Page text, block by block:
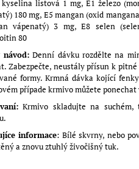
kyselina listová 1 mg, E1 železo
180 mg, E5 mangan (oxid
vápenatý) 3 mg, E8 selen
80
návod:Denní dávku rozdělte na
Zabezpečte, neustály přísun k
formy. Krmná dávka kojící
případe krmivo můžete
Krmivo skladujte na suchém,
informace: Bílé skvrny, nebo
a znovu ztuhlý živočišný tuk.